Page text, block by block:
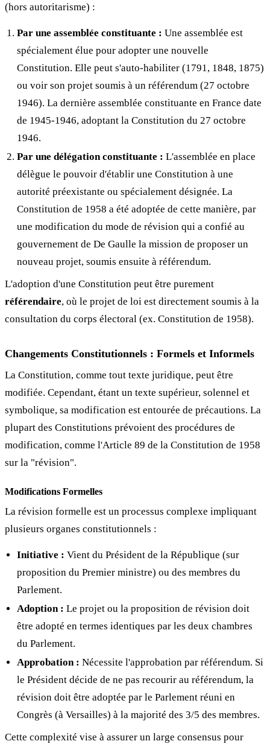
(hors autoritarisme) :
Par une assemblée constituante : Une assemblée est
spécialement élue pour adopter une nouvelle
Constitution. Elle peut s'auto-habiliter (1791, 1848, 1875)
ou voir son projet soumis à un référendum (27 octobre
1946). La dernière assemblée constituante en France date
de 1945-1946, adoptant la Constitution du 27 octobre
1946.
Par une délégation constituante : L'assemblée en place
délègue le pouvoir d'établir une Constitution à une
autorité préexistante ou spécialement désignée. La
Constitution de 1958 a été adoptée de cette manière, par
une modification du mode de révision qui a confié au
gouvernement de De Gaulle la mission de proposer un
nouveau projet, soumis ensuite à référendum.
L'adoption d'une Constitution peut être purement
référendaire, où le projet de loi est directement soumis à la
consultation du corps électoral (ex. Constitution de 1958).
Changements Constitutionnels : Formels et Informels
La Constitution, comme tout texte juridique, peut être
modifiée. Cependant, étant un texte supérieur, solennel et
symbolique, sa modification est entourée de précautions. La
plupart des Constitutions prévoient des procédures de
modification, comme l'Article 89 de la Constitution de 1958
sur la "révision".
Modifications Formelles
La révision formelle est un processus complexe impliquant
plusieurs organes constitutionnels :
Initiative : Vient du Président de la République (sur
proposition du Premier ministre) ou des membres du
Parlement.
Adoption : Le projet ou la proposition de révision doit
être adopté en termes identiques par les deux chambres
du Parlement.
Approbation : Nécessite l'approbation par référendum. Si
le Président décide de ne pas recourir au référendum, la
révision doit être adoptée par le Parlement réuni en
Congrès (à Versailles) à la majorité des 3/5 des membres.
Cette complexité vise à assurer un large consensus pour